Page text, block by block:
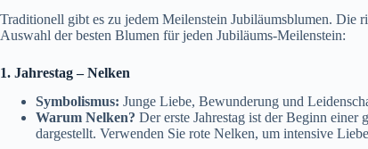
Traditionell gibt es zu jedem Meilenstein Jubiläumsblumen. Die
Auswahl der besten Blumen für jeden Jubiläums-Meilenstein:
1. Jahrestag – Nelken
Symbolismus: Junge Liebe, Bewunderung und
Warum Nelken? Der erste Jahrestag ist der Beginn
dargestellt. Verwenden Sie rote Nelken, um intensive